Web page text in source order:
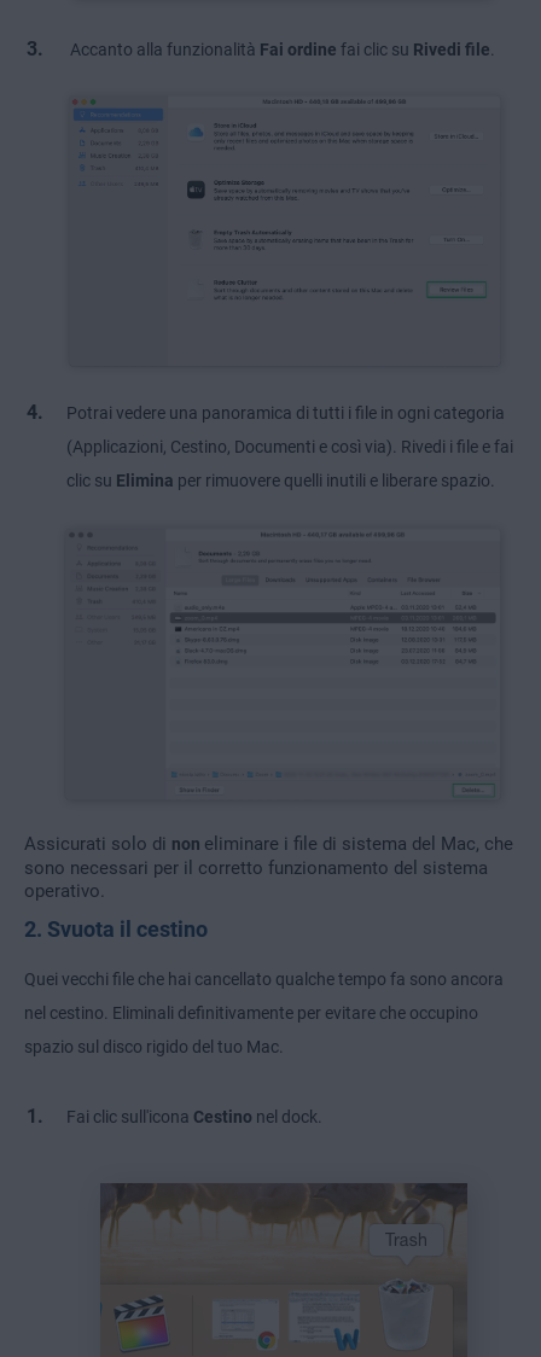
Accanto alla funzionalità Fai ordine fai clic su Rivedi file
Potrai vedere una panoramica di tutti i file in ogni categoria
(Applicazioni, Cestino, Documenti e così via). Rivedi i file e fai
clic su Elimina per rimuovere quelli inutili e liberare spazio.
Assicurati solo di non eliminare i file di sistema del Mac, che
sono necessari per il corretto funzionamento del sistema
operativo.
2. Svuota il cestino
Quei vecchi file che hai cancellato qualche tempo fa sono ancora
nel cestino. Eliminali definitivamente per evitare che occupino
spazio sul disco rigido del tuo Mac.
Fai clic sull'icona Cestino nel dock.